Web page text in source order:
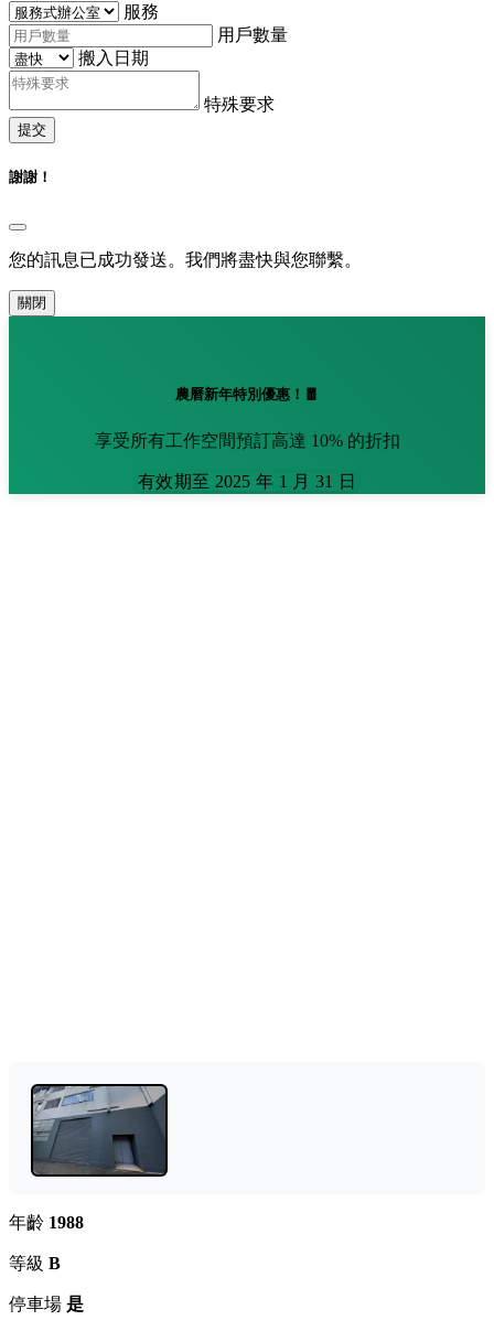
服務
用戶數量
搬入日期
特殊要求
提交
謝謝！
您的訊息已成功發送。我們將盡快與您聯繫。
關閉
農曆新年特別優惠！🧧
享受所有工作空間預訂高達 10% 的折扣
有效期至 2025 年 1 月 31 日
年齡 1988
等級 B
停車場 是